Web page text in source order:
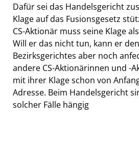
Dafür sei das Handelsgericht
Klage auf das Fusionsgesetz
CS-Aktionär muss seine Klage
Will er das nicht tun, kann er
Bezirksgerichtes aber noch
andere CS-Aktionärinnen und -
mit ihrer Klage schon von
Adresse. Beim Handelsgericht
solcher Fälle hängig